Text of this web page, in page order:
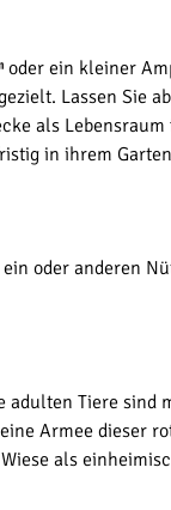
oder ein kleiner
Lassen Sie
als
in ihrem
oder anderen
Tiere
Armee dieser
als